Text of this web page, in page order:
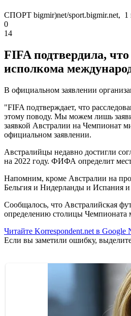
СПОРТ bigmir)net/sport.bigmir.net, 1
0
14
FIFA подтвердила,
исполкома
В официальном заявлении
"FIFA подтверждает, что
этому поводу. Мы можем лишь
заявкой Австралии на Чемпионат
официальном заявлении.
Австралийцы недавно достигли
на 2022 году. ФИФА определит
Напомним, кроме Австралии на
Бельгия и Нидерланды и Испания и
Сообщалось, что Австралийская
определению столицы Чемпионата
Читайте Korrespondent.net в Google
Если вы заметили ошибку,